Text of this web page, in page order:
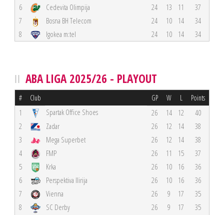
6 Cedevita Olimpija 24 13 11
37
7
Bosna BH Telecom 24 10 14
34
8
Igokea m:tel 24 10 14 34
ABA LIGA 2025/26 - PLAYOUT
# Club GP W L Points
1 Spartak Office Shoes 26 14 12
40
2
Zadar 26 12 14
38
3
Mega Superbet 26 12 14
38
4
FMP 26 11 15
37
5
Krka 26 10 16
36
6
Perspektiva Ilirija 26 10 16
36
7
Vienna 26 9 17
35
8
SC Derby 26 9 17
35